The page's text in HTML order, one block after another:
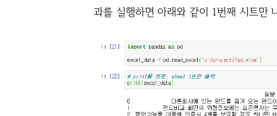
과를 실행하면 아래와 같이 1번째 시트만